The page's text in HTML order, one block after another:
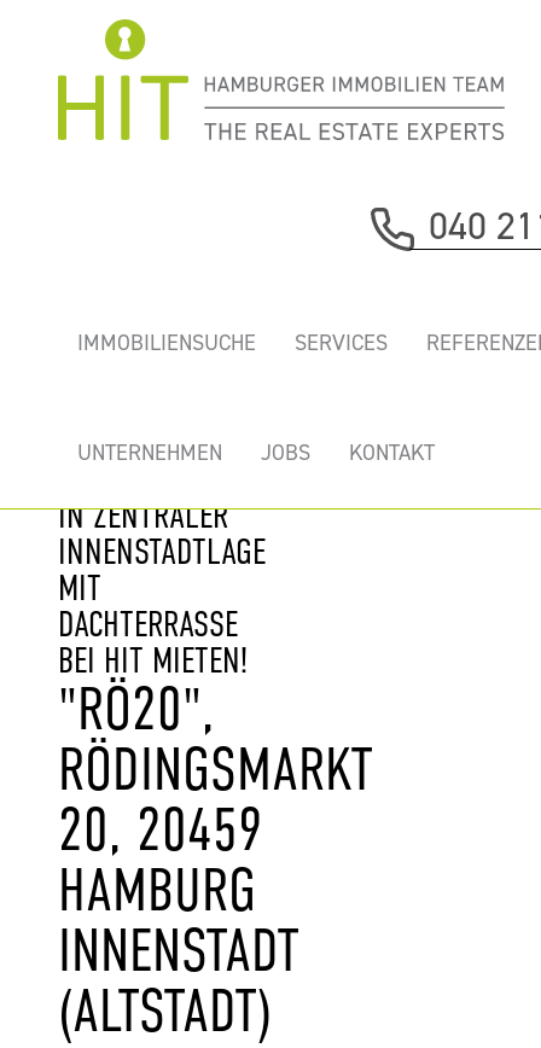
040
IMMOBILIENSUCHE SERVICES
UNTERNEHMEN JOBS KONTAKT
"RÖ20" -
DIREKT AM
IN ZENTRALER
INNENSTADTLAGE
MIT
DACHTERRASSE
BEI HIT MIETEN!
"RÖ20",
RÖDINGSMARKT
20, 20459
HAMBURG
INNENSTADT
(ALTSTADT)